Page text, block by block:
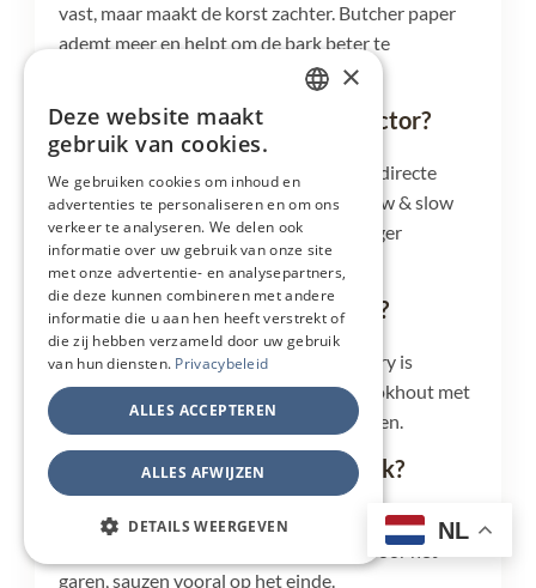
vast, maar maakt de korst zachter. Butcher paper
ademt meer en helpt om de bark beter te
Waarvoor gebruik je een deflector?
Een deflector schermt je gerecht af van directe
hitte. Daardoor kan je indirect koken, low & slow
garen en grote stukken vlees gelijkmatiger
bereiden.
Welk rookhout gebruik je best?
Appel en kers zijn zacht en fruitig, hickory is
steviger en eik is krachtiger. Gebruik rookhout met
mate, want te veel rook kan bitter worden.
Zijn rubs en sauzen noodzakelijk?
Niet noodzakelijk, maar ze geven veel smaak, kleur
en afwerking. Rubs gebruik je meestal vóór het
garen, sauzen vooral op het einde.
NL
GERMAN
ENGLISH
×
Deze website maakt
gebruik van cookies.
We gebruiken cookies om inhoud en
advertenties te personaliseren en om ons
verkeer te analyseren. We delen ook
informatie over uw gebruik van onze site
met onze advertentie- en analysepartners,
die deze kunnen combineren met andere
informatie die u aan hen heeft verstrekt of
die zij hebben verzameld door uw gebruik
van hun diensten. Privacybeleid
ALLES ACCEPTEREN
ALLES AFWIJZEN
DETAILS WEERGEVEN